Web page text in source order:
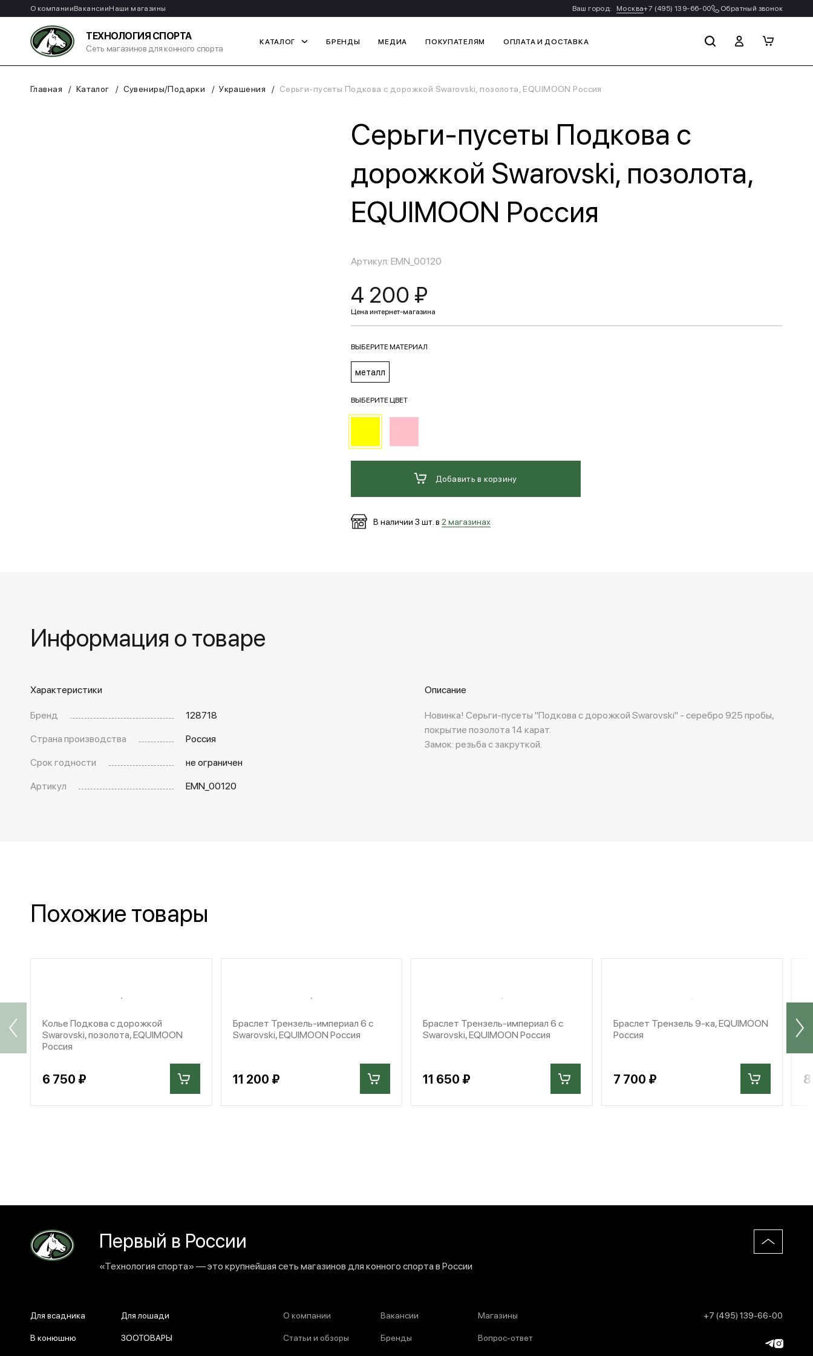
О компанииВакансииНаши магазины Ваш город: Москва+7 (495) 139-66-00 Обратный звонок
ТЕХНОЛОГИЯ СПОРТА
Сеть магазинов для конного спорта
КАТАЛОГ БРЕНДЫ МЕДИА ПОКУПАТЕЛЯМ ОПЛАТА И ДОСТАВКА
Главная Каталог Сувениры/Подарки Украшения Серьги-пусеты Подкова с дорожкой Swarovski, позолота, EQUIMOON Россия
Серьги-пусеты Подкова с
дорожкой Swarovski, позолота,
EQUIMOON Россия
Артикул: EMN_00120
4 200 ₽
ВЫБЕРИТЕ МАТЕРИАЛ
металл
ВЫБЕРИТЕ ЦВЕТ
Добавить в корзину
В наличии 3 шт. в 2 магазинах
Информация о товаре
Характеристики
Бренд
128718
Страна производства
Россия
Срок годности
не ограничен
Артикул
EMN_00120
Описание
Новинка! Серьги-пусеты "Подкова с дорожкой Swarovski" - серебро 925 пробы,
покрытие позолота 14 карат.
Замок: резьба с закруткой.
Похожие товары
Колье Подкова с дорожкой
Swarovski, позолота, EQUIMOON
Россия
6 750 ₽
Браслет Трензель-империал 6 с
Swarovski, EQUIMOON Россия
11 200 ₽
Браслет Трензель-империал 6 с
Swarovski, EQUIMOON Россия
11 650 ₽
Браслет Трензель 9-ка, EQUIMOON
Россия
7 700 ₽
Первый в России
«Технология спорта» — это крупнейшая сеть магазинов для конного спорта в России
Для всадника Для лошади
В конюшню ЗООТОВАРЫ
О компании Вакансии Магазины
Статьи и обзоры Бренды Вопрос-ответ
+7 (495) 139-66-00